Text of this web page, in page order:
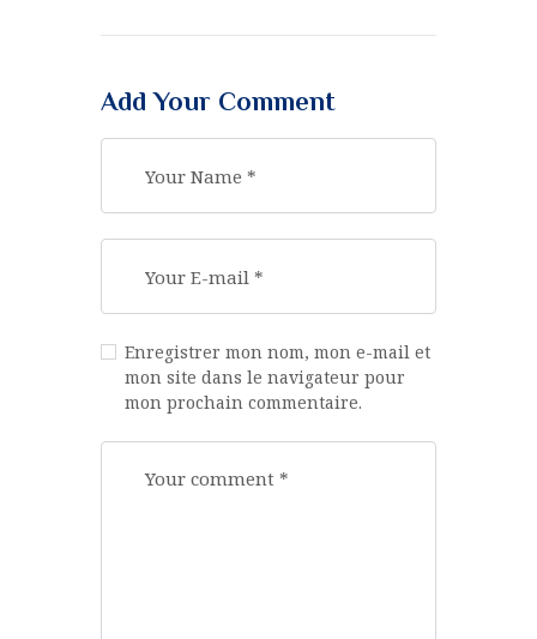
Add Your Comment
Enregistrer mon nom, mon e-mail et
mon site dans le navigateur pour
mon prochain commentaire.